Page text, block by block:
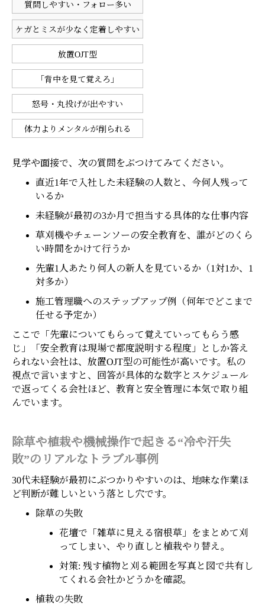
質問しやすい・フォロー多い
ケガとミスが少なく定着しやすい
放置OJT型
「背中を見て覚えろ」
怒号・丸投げが出やすい
体力よりメンタルが削られる
見学や面接で、次の質問をぶつけてみてください。
直近1年で入社した未経験の人数と、今何人残って
いるか
未経験が最初の3か月で担当する具体的な仕事内容
草刈機やチェーンソーの安全教育を、誰がどのくら
い時間をかけて行うか
先輩1人あたり何人の新人を見ているか（1対1か、1
対多か）
施工管理職へのステップアップ例（何年でどこまで
任せる予定か）
ここで「先輩についてもらって覚えていってもらう感
じ」「安全教育は現場で都度説明する程度」としか答え
られない会社は、放置OJT型の可能性が高いです。私の
視点で言いますと、回答が具体的な数字とスケジュール
で返ってくる会社ほど、教育と安全管理に本気で取り組
んでいます。
除草や植栽や機械操作で起きる“冷や汗失
敗”のリアルなトラブル事例
30代未経験が最初にぶつかりやすいのは、地味な作業ほ
ど判断が難しいという落とし穴です。
除草の失敗
花壇で「雑草に見える宿根草」をまとめて刈
ってしまい、やり直しと植栽やり替え。
対策: 残す植物と刈る範囲を写真と図で共有し
てくれる会社かどうかを確認。
植栽の失敗